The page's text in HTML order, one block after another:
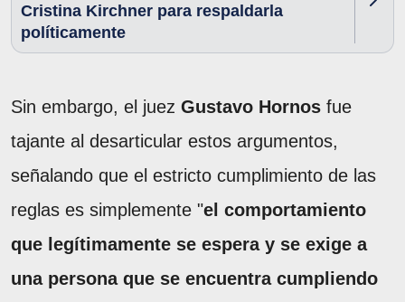
Cristina Kirchner para respaldarla
políticamente
Sin embargo, el juez Gustavo Hornos fue
tajante al desarticular estos argumentos,
señalando que el estricto cumplimiento de las
reglas es simplemente "el comportamiento
que legítimamente se espera y se exige a
una persona que se encuentra cumpliendo